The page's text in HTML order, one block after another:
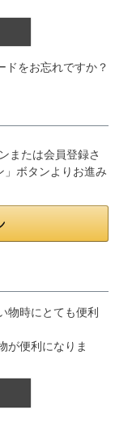
ドをお忘れですか？
または会員登録さ
ボタンよりお進み
物時にとても便利
が便利になりま